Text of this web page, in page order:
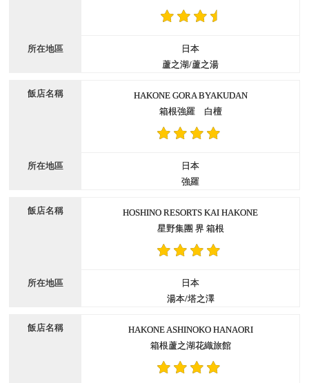
日本
蘆之湖/蘆之湯
HAKONE GORA BYAKUDAN
箱根強羅 白檀
日本
強羅
HOSHINO RESORTS KAI HAKONE
星野集團 界 箱根
日本
湯本/塔之澤
HAKONE ASHINOKO HANAORI
箱根蘆之湖花織旅館